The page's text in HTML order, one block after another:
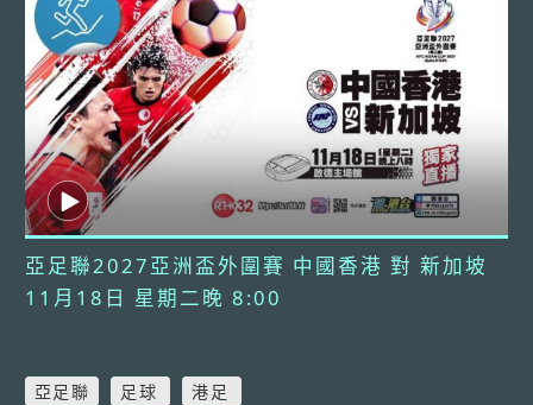
亞足聯2027亞洲盃外圍賽 中國香港 對 新加坡
11月18日 星期二晚 8:00
亞足聯 足球 港足